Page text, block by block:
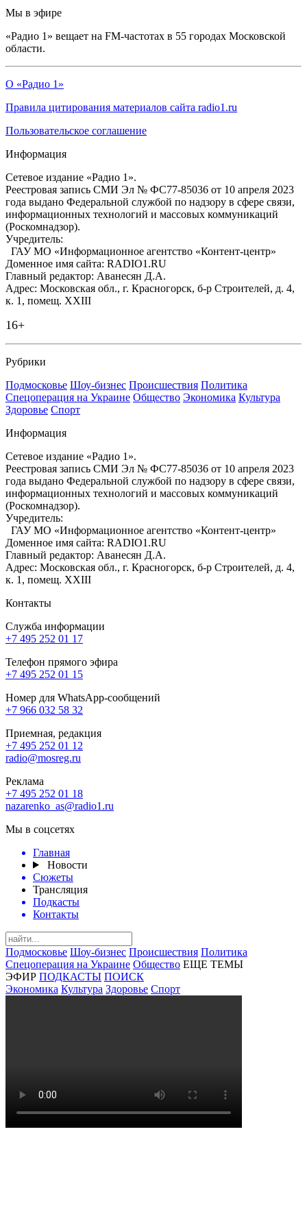
Мы в эфире
«Радио 1» вещает на FM-частотах в 55 городах Московской
области.
О «Радио 1»
Правила цитирования материалов сайта radio1.ru
Пользовательское соглашение
Информация
Сетевое издание «Радио 1».
Реестровая запись СМИ Эл № ФС77-85036 от 10 апреля 2023
года выдано Федеральной службой по надзору в сфере связи,
информационных технологий и массовых коммуникаций
(Роскомнадзор).
Учредитель:
ГАУ МО «Информационное агентство «Контент-центр»
Доменное имя сайта: RADIO1.RU
Главный редактор: Аванесян Д.А.
Адрес: Московская обл., г. Красногорск, б-р Строителей, д. 4,
к. 1, помещ. XXIII
16+
Рубрики
Подмосковье Шоу-бизнес Происшествия Политика
Спецоперация на Украине Общество Экономика Культура
Здоровье Спорт
Информация
Сетевое издание «Радио 1».
Реестровая запись СМИ Эл № ФС77-85036 от 10 апреля 2023
года выдано Федеральной службой по надзору в сфере связи,
информационных технологий и массовых коммуникаций
(Роскомнадзор).
Учредитель:
ГАУ МО «Информационное агентство «Контент-центр»
Доменное имя сайта: RADIO1.RU
Главный редактор: Аванесян Д.А.
Адрес: Московская обл., г. Красногорск, б-р Строителей, д. 4,
к. 1, помещ. XXIII
Контакты
Служба информации
+7 495 252 01 17
Телефон прямого эфира
+7 495 252 01 15
Номер для WhatsApp-сообщений
+7 966 032 58 32
Приемная, редакция
+7 495 252 01 12
radio@mosreg.ru
Реклама
+7 495 252 01 18
nazarenko_as@radio1.ru
Мы в соцсетях
Главная
Новости
Сюжеты
Трансляция
Подкасты
Контакты
Подмосковье Шоу-бизнес Происшествия Политика
Спецоперация на Украине Общество ЕЩЕ ТЕМЫ
ЭФИР ПОДКАСТЫ ПОИСК
Экономика Культура Здоровье Спорт